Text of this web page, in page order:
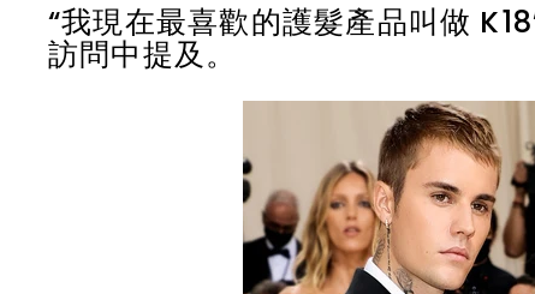
“我現在最喜歡的護髮產品叫做
訪問中提及。